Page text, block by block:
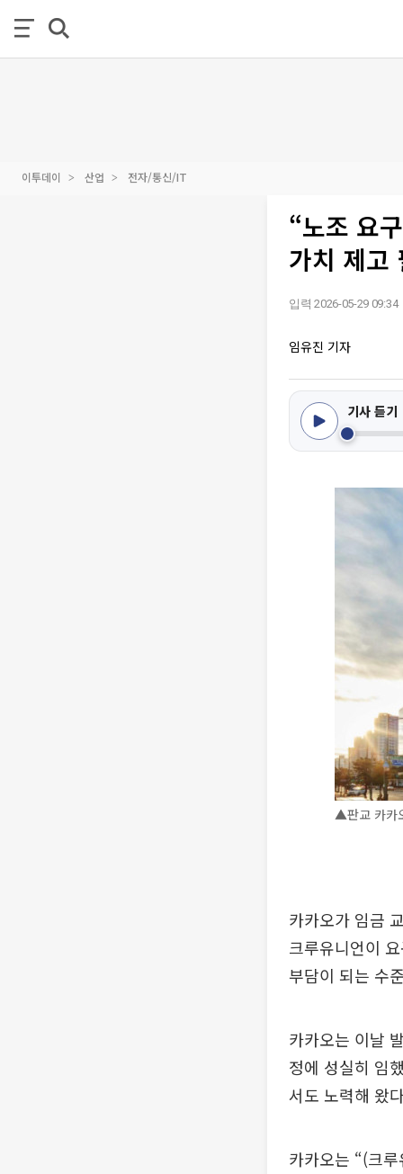
이투데이 산업 전자/통신/IT
“노조 요
가치 제고
입력 2026-05-29 09:34
임유진 기자
기사 듣기
▲판교 카카
카카오가 임금
크루유니언이
부담이 되는 수
카카오는 이날
정에 성실히 임
서도 노력해 왔
카카오는 “(크